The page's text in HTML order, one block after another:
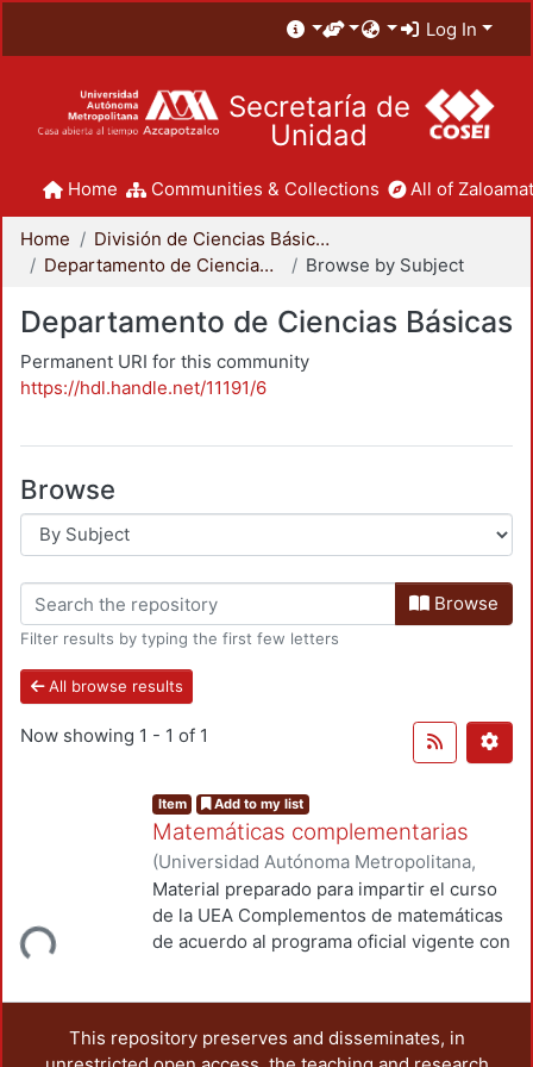
Log In
Secretaría de
Unidad
Home Communities & Collections All of
Home
División de Ciencias Básicas e Ingeniería
Departamento de Ciencias Básicas
Browse by Subject
Departamento de Ciencias Básicas
Permanent URI for this community
https://hdl.handle.net/11191/6
Browse
Browse
Filter results by typing the first few letters
All browse results
Now showing 1 - 1 of 1
Item Add to my list
Matemáticas complementarias
(Universidad Autónoma Metropolitana,
Unidad Azcapotzalco, División de Ciencias
Básicas e Ingeniería, Departamento de
Ciencias Básicas,2004)Cervantes Ortiz,
Material preparado para impartir el curso
de la UEA Complementos de matemáticas
de acuerdo al programa oficial vigente con
respuestas a los ejercicios.
This repository preserves and disseminates, in